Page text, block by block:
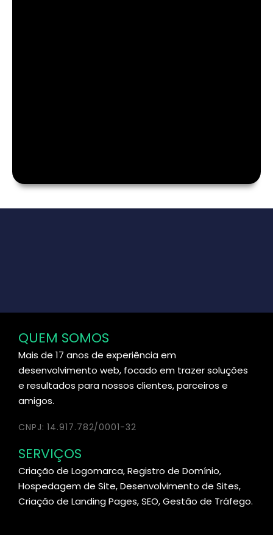
QUEM SOMOS
Mais de 17 anos de experiência em
desenvolvimento web, focado em trazer soluções
e resultados para nossos clientes, parceiros e
amigos.
CNPJ: 14.917.782/0001-32
SERVIÇOS
Criação de Logomarca, Registro de Domínio,
Hospedagem de Site, Desenvolvimento de Sites,
Criação de Landing Pages, SEO, Gestão de Tráfego.